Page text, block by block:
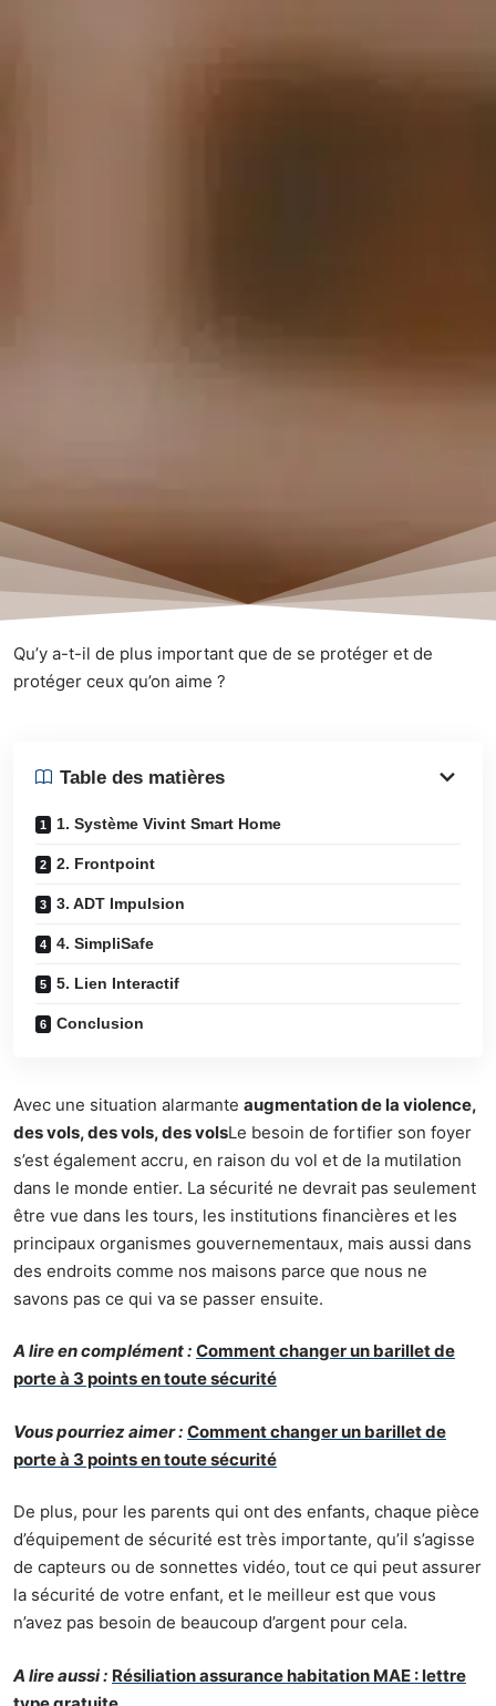
Qu’y a-t-il de plus important que de se protéger et de
protéger ceux qu’on aime ?
Table des matières
1. Système Vivint Smart Home
2. Frontpoint
3. ADT Impulsion
4. SimpliSafe
5. Lien Interactif
Conclusion
Avec une situation alarmante augmentation de la violence,
des vols, des vols, des volsLe besoin de fortifier son foyer
s’est également accru, en raison du vol et de la mutilation
dans le monde entier. La sécurité ne devrait pas seulement
être vue dans les tours, les institutions financières et les
principaux organismes gouvernementaux, mais aussi dans
des endroits comme nos maisons parce que nous ne
savons pas ce qui va se passer ensuite.
A lire en complément : Comment changer un barillet de
porte à 3 points en toute sécurité
Vous pourriez aimer : Comment changer un barillet de
porte à 3 points en toute sécurité
De plus, pour les parents qui ont des enfants, chaque pièce
d’équipement de sécurité est très importante, qu’il s’agisse
de capteurs ou de sonnettes vidéo, tout ce qui peut assurer
la sécurité de votre enfant, et le meilleur est que vous
n’avez pas besoin de beaucoup d’argent pour cela.
A lire aussi : Résiliation assurance habitation MAE : lettre